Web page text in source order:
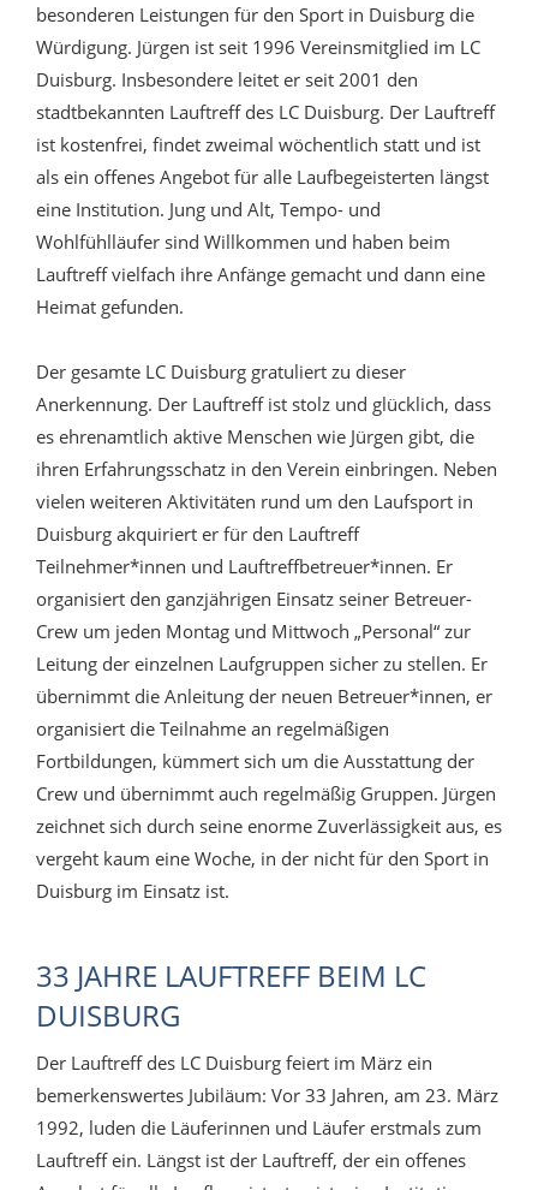
besonderen Leistungen für den Sport in Duisburg die
Würdigung. Jürgen ist seit 1996 Vereinsmitglied im LC
Duisburg. Insbesondere leitet er seit 2001 den
stadtbekannten Lauftreff des LC Duisburg. Der Lauftreff
ist kostenfrei, findet zweimal wöchentlich statt und ist
als ein offenes Angebot für alle Laufbegeisterten längst
eine Institution. Jung und Alt, Tempo- und
Wohlfühlläufer sind Willkommen und haben beim
Lauftreff vielfach ihre Anfänge gemacht und dann eine
Heimat gefunden.
Der gesamte LC Duisburg gratuliert zu dieser
Anerkennung. Der Lauftreff ist stolz und glücklich, dass
es ehrenamtlich aktive Menschen wie Jürgen gibt, die
ihren Erfahrungsschatz in den Verein einbringen. Neben
vielen weiteren Aktivitäten rund um den Laufsport in
Duisburg akquiriert er für den Lauftreff
Teilnehmer*innen und Lauftreffbetreuer*innen. Er
organisiert den ganzjährigen Einsatz seiner Betreuer-
Crew um jeden Montag und Mittwoch „Personal“ zur
Leitung der einzelnen Laufgruppen sicher zu stellen. Er
übernimmt die Anleitung der neuen Betreuer*innen, er
organisiert die Teilnahme an regelmäßigen
Fortbildungen, kümmert sich um die Ausstattung der
Crew und übernimmt auch regelmäßig Gruppen. Jürgen
zeichnet sich durch seine enorme Zuverlässigkeit aus, es
vergeht kaum eine Woche, in der nicht für den Sport in
Duisburg im Einsatz ist.
33 JAHRE LAUFTREFF BEIM LC
DUISBURG
Der Lauftreff des LC Duisburg feiert im März ein
bemerkenswertes Jubiläum: Vor 33 Jahren, am 23. März
1992, luden die Läuferinnen und Läufer erstmals zum
Lauftreff ein. Längst ist der Lauftreff, der ein offenes